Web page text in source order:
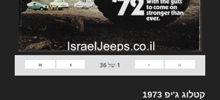
«
‹
1 של36
›
»
קטלוג ג'יפ 1973